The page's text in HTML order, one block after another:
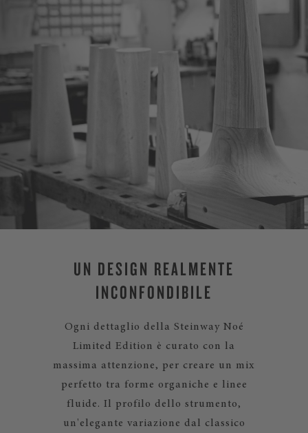
UN DESIGN REALMENTE
INCONFONDIBILE
Ogni dettaglio della Steinway Noé
Limited Edition è curato con la
massima attenzione, per creare un mix
perfetto tra forme organiche e linee
fluide. Il profilo dello strumento,
un'elegante variazione dal classico